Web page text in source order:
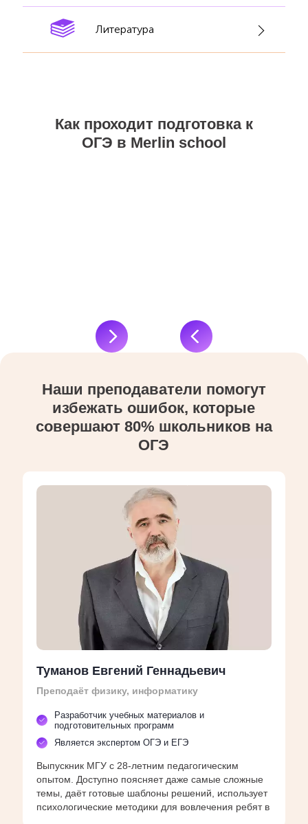
Литература
Как проходит подготовка к
ОГЭ в Merlin school
Наши преподаватели помогут
избежать ошибок, которые
совершают 80% школьников на
ОГЭ
Туманов Евгений Геннадьевич
Преподаёт физику, информатику
Разработчик учебных материалов и
подготовительных программ
Является экспертом ОГЭ и ЕГЭ
Выпускник МГУ с 28-летним педагогическим
опытом. Доступно поясняет даже самые сложные
темы, даёт готовые шаблоны решений, использует
психологические методики для вовлечения ребят в